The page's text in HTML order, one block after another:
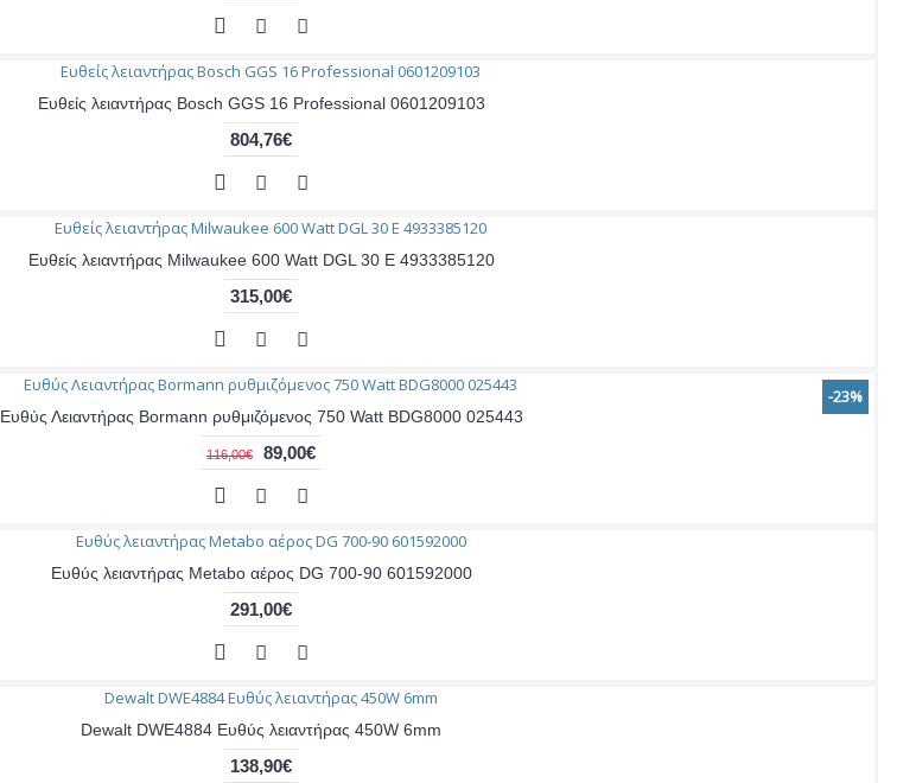
Ευθείς λειαντήρας Bosch GGS 16 Professional 0601209103
804,76€
Ευθείς λειαντήρας Milwaukee 600 Watt DGL 30 E 4933385120
315,00€
-23%
Ευθύς Λειαντήρας Bormann ρυθμιζόμενος 750 Watt BDG8000 025443
116,00€ 89,00€
Ευθύς λειαντήρας Metabo αέρος DG 700-90 601592000
291,00€
Dewalt DWE4884 Ευθύς λειαντήρας 450W 6mm
138,90€